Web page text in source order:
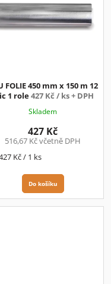
FOLIE 450 mm x 150 m 12
mic 1 role427 Kč / ks + DPH
Skladem
516,67 Kč včetně DPH
427 Kč
Kč / 1 ks
Do košíku